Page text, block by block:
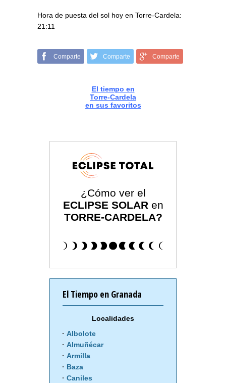
Hora de puesta del sol hoy en Torre-Cardela:
21:11
Comparte Comparte Comparte
El tiempo en
Torre-Cardela
en sus favoritos
¿Cómo ver el
ECLIPSE SOLAR en
TORRE-CARDELA?
El Tiempo en Granada
Localidades
Albolote
Almuñécar
Armilla
Baza
Caniles